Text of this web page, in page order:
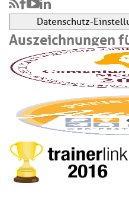
Datenschutz-
Auszeichnungen